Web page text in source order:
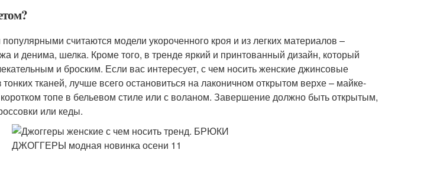
считаются модели укороченного кроя и из легких материалов –
и денима, шелка. Кроме того, в тренде яркий и принтованный дизайн, который
и броским. Если вас интересует, с чем носить женские джинсовые
тканей, лучше всего остановиться на лаконичном открытом верхе – майке-
топе в бельевом стиле или с воланом. Завершение должно быть открытым,
или кеды.